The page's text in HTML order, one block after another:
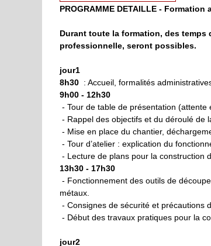
PROGRAMME DETAILLE -
Durant toute la formation, des
professionnelle, seront possibles.
jour1
8h30 : Accueil, formalités
9h00 - 12h30
- Tour de table de présentation (attente
- Rappel des objectifs et du déroulé de
- Mise en place du chantier,
- Tour d’atelier : explication du
- Lecture de plans pour la construction
13h30 - 17h30
- Fonctionnement des outils de
métaux.
- Consignes de sécurité et précautions
- Début des travaux pratiques pour la
jour2